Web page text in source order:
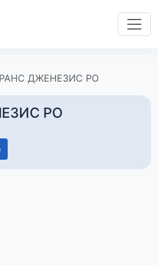
ДЖЕНЕЗИС РО
РО